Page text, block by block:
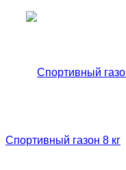
Спортивный газон 8 кг